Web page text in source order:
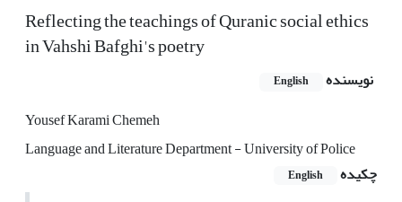
Reflecting the teachings of Quranic social ethics
in Vahshi Bafghi's poetry
نویسنده English
Yousef Karami Chemeh
Language and Literature Department - University of Police
چکیده
English